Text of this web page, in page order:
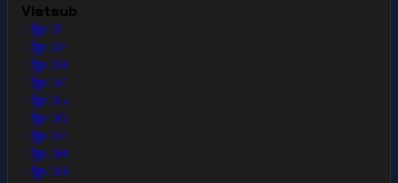
Vietsub
Tập 01
Tập 02
Tập 03
Tập 04
Tập 05
Tập 06
Tập 07
Tập 08
Tập 09